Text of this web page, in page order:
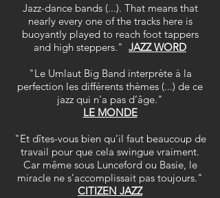
Jazz-dance bands (...). That means that
nearly every one of the tracks here is
buoyantly played to reach foot tappers
and high steppers." JAZZ WORD
"Le Umlaut Big Band interprète à la
perfection les différents thèmes (...) de ce
jazz qui n’a pas d’âge."
LE MONDE
"Et dîtes-vous bien qu’il faut beaucoup de
travail pour que cela swingue vraiment.
Car même sous Lunceford ou Basie, le
miracle ne s’accomplissait pas toujours."
CITIZEN JAZZ